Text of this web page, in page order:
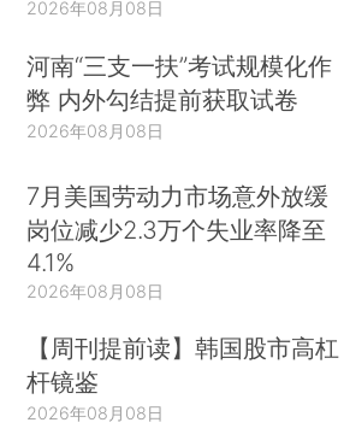
2026年08月08日
河南“三支一扶”考试规模化作
弊 内外勾结提前获取试卷
2026年08月08日
7月美国劳动力市场意外放缓
岗位减少2.3万个失业率降至
4.1%
2026年08月08日
【周刊提前读】韩国股市高杠
杆镜鉴
2026年08月08日